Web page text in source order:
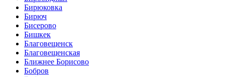
Бирюковка
Бирюч
Бисерово
Бишкек
Благовещенск
Благовещенская
Ближнее Борисово
Бобров